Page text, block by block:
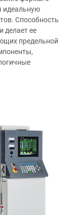
идеальную
Способность
делает ее
предельной